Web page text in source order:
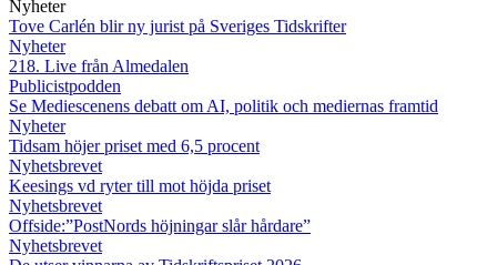
Nyheter
Tove Carlén blir ny jurist på Sveriges Tidskrifter
Nyheter
218. Live från Almedalen
Publicistpodden
Se Mediescenens debatt om AI, politik och mediernas framtid
Nyheter
Tidsam höjer priset med 6,5 procent
Nyhetsbrevet
Keesings vd ryter till mot höjda priset
Nyhetsbrevet
Offside:”PostNords höjningar slår hårdare”
Nyhetsbrevet